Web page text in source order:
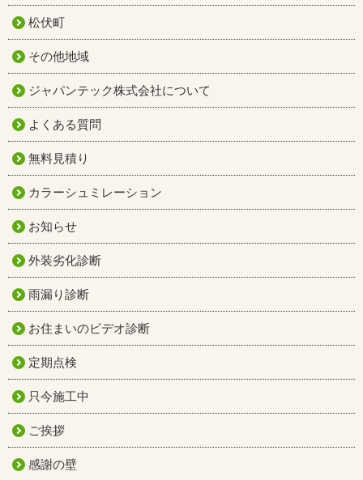
松伏町
その他地域
ジャパンテック株式会社について
よくある質問
無料見積り
カラーシュミレーション
お知らせ
外装劣化診断
雨漏り診断
お住まいのビデオ診断
定期点検
只今施工中
ご挨拶
感謝の壁